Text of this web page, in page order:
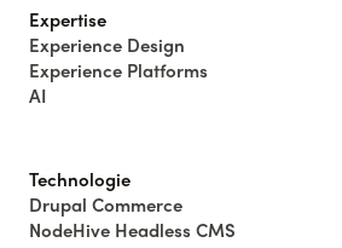
Expertise
Experience Design
Experience Platforms
AI
Technologie
Drupal Commerce
NodeHive Headless CMS